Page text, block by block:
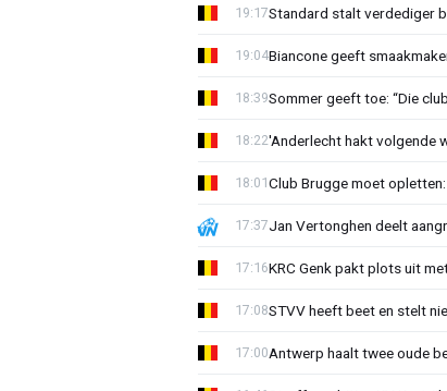
Standard stalt verdediger
19:17
Biancone geeft
19:04
Sommer geeft toe: “Die
18:39
'Anderlecht hakt volgende
18:22
Club Brugge moet
18:01
Jan Vertonghen deelt
17:37
KRC Genk pakt plots uit
17:16
STVV heeft beet en stelt
17:08
Antwerp haalt twee oude
17:00